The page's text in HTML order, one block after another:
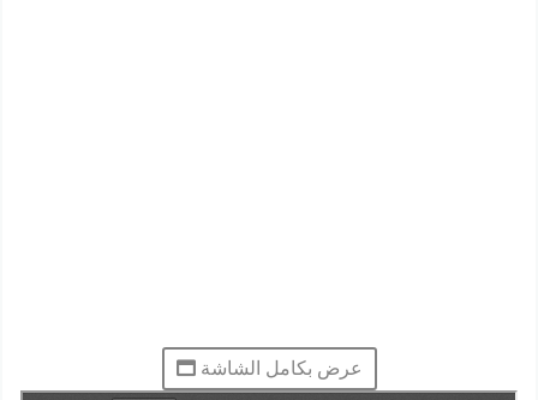
عرض بكامل الشاشة